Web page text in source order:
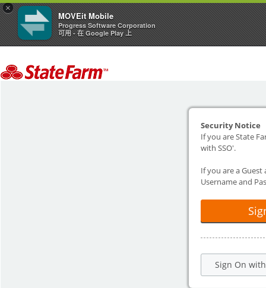
×
MOVEit Mobile
Progress Software Corporation
可用 - 在 Google Play 上
Security Notice
If you are State
with SSO'.
If you are a Guest
Username and
Sign On